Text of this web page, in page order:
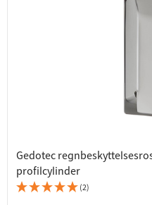
Gedotec
profilcylinder
(2)